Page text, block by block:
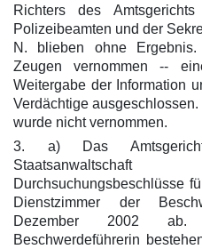
Richters des
Polizeibeamten und der
N. blieben ohne
Zeugen vernommen --
Weitergabe der Information
Verdächtige
wurde nicht vernommen.
3. a) Das
Durchsuchungsbeschlüsse
Dienstzimmer der
Dezember 2002
Beschwerdeführerin